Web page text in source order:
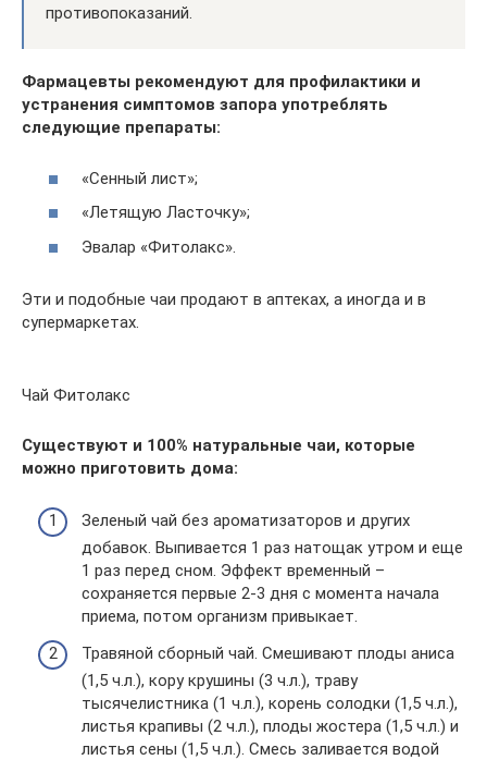
противопоказаний.
Фармацевты рекомендуют для профилактики и
устранения симптомов запора употреблять
следующие препараты:
«Сенный лист»;
«Летящую Ласточку»;
Эвалар «Фитолакс».
Эти и подобные чаи продают в аптеках, а иногда и в
супермаркетах.
Чай Фитолакс
Существуют и 100% натуральные чаи, которые
можно приготовить дома:
Зеленый чай без ароматизаторов и других
добавок. Выпивается 1 раз натощак утром и еще
1 раз перед сном. Эффект временный –
сохраняется первые 2-3 дня с момента начала
приема, потом организм привыкает.
Травяной сборный чай. Смешивают плоды аниса
(1,5 ч.л.), кору крушины (3 ч.л.), траву
тысячелистника (1 ч.л.), корень солодки (1,5 ч.л.),
листья крапивы (2 ч.л.), плоды жостера (1,5 ч.л.) и
листья сены (1,5 ч.л.). Смесь заливается водой